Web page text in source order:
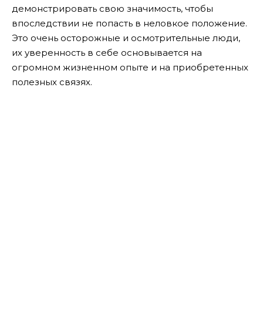
демонстрировать свою значимость, чтобы
впоследствии не попасть в неловкое положение.
Это очень осторожные и осмотрительные люди,
их уверенность в себе основывается на
огромном жизненном опыте и на приобретенных
полезных связях.